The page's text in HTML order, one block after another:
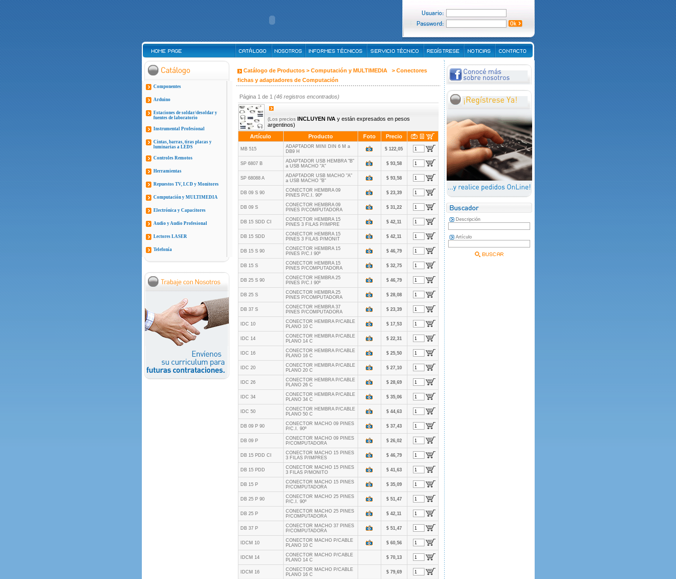
Componentes
Arduino
Estaciones de soldar/desoldar y
fuentes de laboratorio
Instrumental Profesional
Cintas, barras, tiras placas y
luminarias a LEDS
Controles Remotos
Herramientas
Repuestos TV, LCD y Monitores
Computación y MULTIMEDIA
Electrónica y Capacitores
Audio y Audio Profesional
Lectores LASER
Telefonía
Catálogo de Productos > Computación y MULTIMEDIA > Conectores
fichas y adaptadores de Computación
Página 1 de 1 (46 registros encontrados)
(Los precios INCLUYEN IVAy están expresados en pesos
argentinos)
Artículo
Producto Foto Precio
MB 515
ADAPTADOR MINI DIN 6 M a
DB9 H
$ 122,05
SP 6807 B
ADAPTADOR USB HEMBRA "B"
a USB MACHO "A"
$ 93,58
SP 68088 A
ADAPTADOR USB MACHO "A"
a USB MACHO "B"
$ 93,58
DB 09 S 90
CONECTOR HEMBRA 09
PINES P/C.I. 90º
$ 23,39
DB 09 S
CONECTOR HEMBRA 09
PINES P/COMPUTADORA
$ 31,22
DB 15 SDD CI
CONECTOR HEMBRA 15
PINES 3 FILAS P/IMPRE
$ 42,11
DB 15 SDD
CONECTOR HEMBRA 15
PINES 3 FILAS P/MONIT
$ 42,11
DB 15 S 90
CONECTOR HEMBRA 15
PINES P/C.I 90º
$ 46,79
DB 15 S
CONECTOR HEMBRA 15
PINES P/COMPUTADORA
$ 32,75
DB 25 S 90
CONECTOR HEMBRA 25
PINES P/C.I 90º
$ 46,79
DB 25 S
CONECTOR HEMBRA 25
PINES P/COMPUTADORA
$ 28,08
DB 37 S
CONECTOR HEMBRA 37
PINES P/COMPUTADORA
$ 23,39
IDC 10
CONECTOR HEMBRA P/CABLE
PLANO 10 C
$ 17,53
IDC 14
CONECTOR HEMBRA P/CABLE
PLANO 14 C
$ 22,31
IDC 16
CONECTOR HEMBRA P/CABLE
PLANO 16 C
$ 25,50
IDC 20
CONECTOR HEMBRA P/CABLE
PLANO 20 C
$ 27,10
IDC 26
CONECTOR HEMBRA P/CABLE
PLANO 26 C
$ 28,69
IDC 34
CONECTOR HEMBRA P/CABLE
PLANO 34 C
$ 35,06
IDC 50
CONECTOR HEMBRA P/CABLE
PLANO 50 C
$ 44,63
DB 09 P 90
CONECTOR MACHO 09 PINES
P/C.I. 90º
$ 37,43
DB 09 P
CONECTOR MACHO 09 PINES
P/COMPUTADORA
$ 26,02
DB 15 PDD CI
CONECTOR MACHO 15 PINES
3 FILAS P/IMPRES
$ 46,79
DB 15 PDD
CONECTOR MACHO 15 PINES
3 FILAS P/MONITO
$ 41,63
DB 15 P
CONECTOR MACHO 15 PINES
P/COMPUTADORA
$ 35,09
DB 25 P 90
CONECTOR MACHO 25 PINES
P/C.I. 90º
$ 51,47
DB 25 P
CONECTOR MACHO 25 PINES
P/COMPUTADORA
$ 42,11
DB 37 P
CONECTOR MACHO 37 PINES
P/COMPUTADORA
$ 51,47
IDCM 10
CONECTOR MACHO P/CABLE
PLANO 10 C
$ 60,56
IDCM 14
CONECTOR MACHO P/CABLE
PLANO 14 C
$ 70,13
IDCM 16
CONECTOR MACHO P/CABLE
PLANO 16 C
$ 79,69
Descripción
Artículo